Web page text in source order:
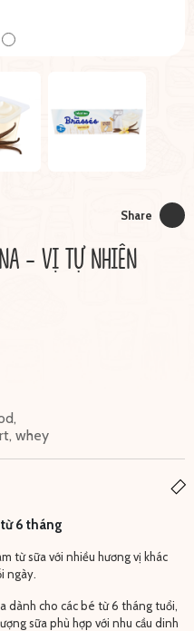
Share
- VỊ TỰ NHIÊN
,
whey
6 tháng
từ sữa với nhiều hương vị khác
ngày.
dành cho các bé từ 6 tháng tuổi,
sữa phù hợp với nhu cầu dinh